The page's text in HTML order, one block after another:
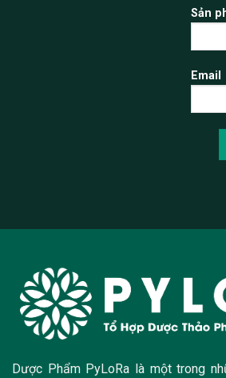
Sản
Email
Dược Phẩm PyLoRa là một trong